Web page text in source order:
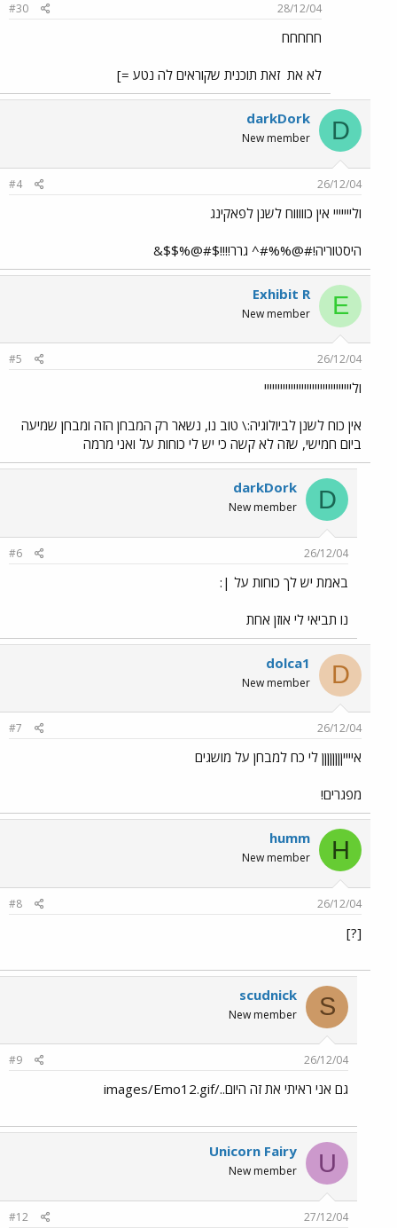
28/12/04
#30
חחחחח
לא את זאת תוכנית שקוראים לה נטע =]
D
darkDork
New member
26/12/04
#4
ולייייייי אין כוווווח לשנן לפאקינג
היסטוריה!#@%%#^ גרר!!!!$#@%$$&
E
Exhibit R
New member
26/12/04
#5
ולייייייייייייייייייייייייייייייייי
אין כוח לשנן לביולוגיה:\ טוב נו, נשאר רק המבחן הזה ומבחן שמיעה
ביום חמישי, שזה לא קשה כי יש לי כוחות על ואני מרמה
D
darkDork
New member
26/12/04
#6
באמת יש לך כוחות על |:
נו תביאי לי אוזן אחת
D
dolca1
New member
26/12/04
#7
אייייןןןןןןןן לי כח למבחן על מושגים
מפגרים!
H
humm
New member
26/12/04
#8
[?]
S
scudnick
New member
26/12/04
#9
גם אני ראיתי את זה היום../images/Emo12.gif
U
Unicorn Fairy
New member
27/12/04
#12